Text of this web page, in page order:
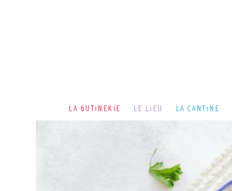
La Butinerie Le lieu La cantine